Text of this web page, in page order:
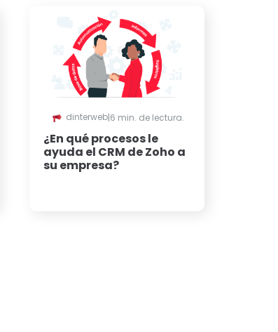
dinterweb|6 min. de lectura.
¿En qué procesos le
ayuda el CRM de Zoho a
su empresa?